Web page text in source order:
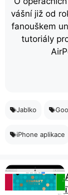
vášní již od
fanouškem
tutoriály
Jablko
iPhone aplikace